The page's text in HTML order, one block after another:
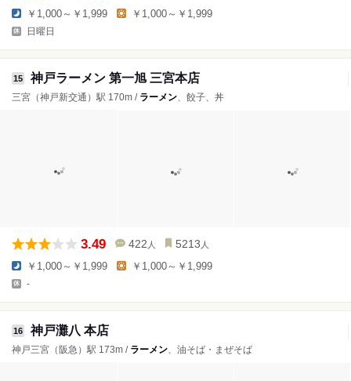
￥1,000～￥1,999 ￥1,000～￥1,999
日曜日
15 神戸ラーメン 第一旭 三宮本店
三宮（神戸新交通）駅 170m / ラーメン、餃子、丼
3.49 422 人 5213 人
￥1,000～￥1,999 ￥1,000～￥1,999
-
16 神戸灘八 本店
神戸三宮（阪急）駅 173m / ラーメン、油そば・まぜそば